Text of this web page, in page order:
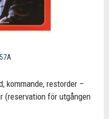
kommande, restorder –
(reservation för utgången